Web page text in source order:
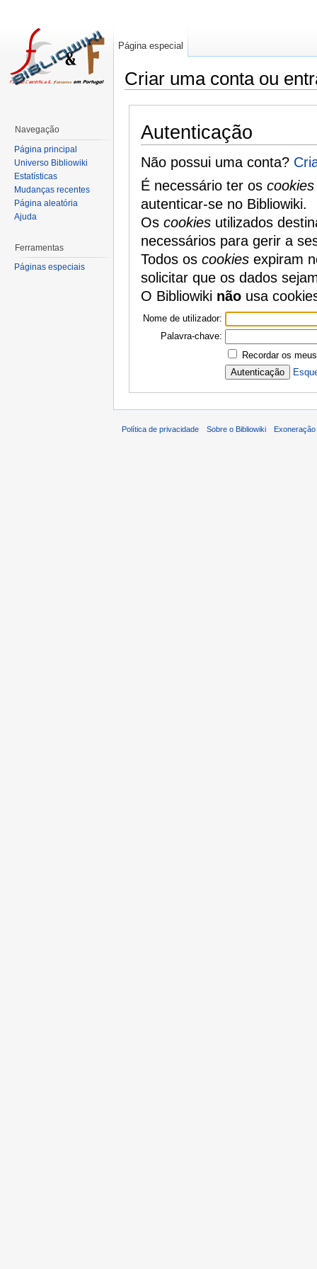
Criar uma conta ou
Autenticação
Não possui uma conta?
É necessário ter os cookies
autenticar-se no Bibliowiki.
Os cookiesutilizados
necessários para gerir a
Todos os cookiesexpiram
solicitar que os dados
O Bibliowiki nãousa
Nome de utilizador:
Palavra-chave:
Recordar os
Página especial
Navegação
Página principal
Universo Bibliowiki
Estatísticas
Mudanças recentes
Página aleatória
Ajuda
Ferramentas
Páginas especiais
Política de privacidade Sobre o Bibliowiki